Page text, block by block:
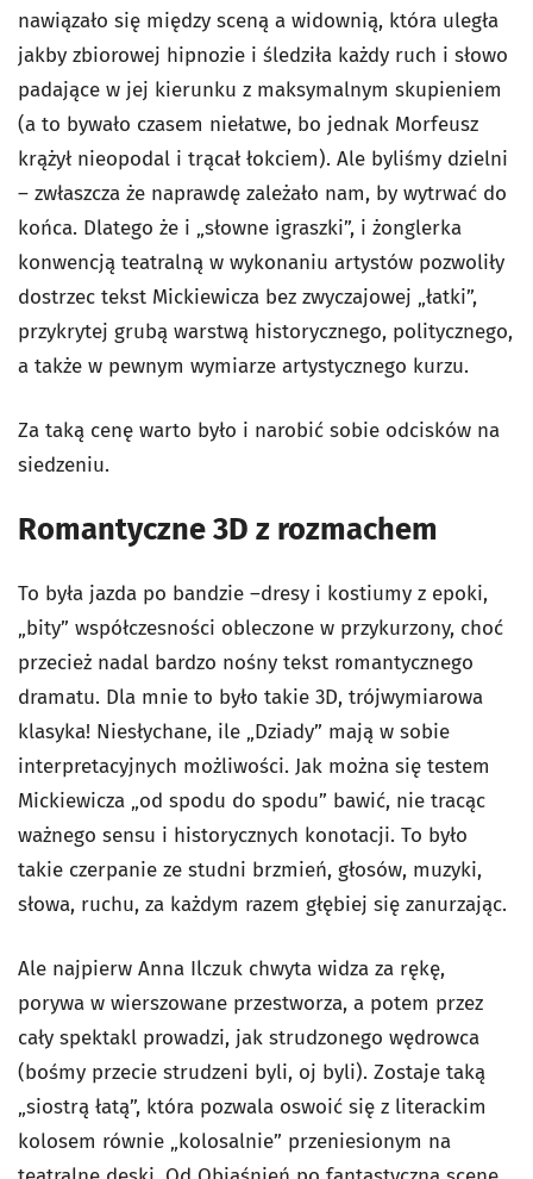
nawiązało się między sceną a widownią, która uległa
jakby zbiorowej hipnozie i śledziła każdy ruch i słowo
padające w jej kierunku z maksymalnym skupieniem
(a to bywało czasem niełatwe, bo jednak Morfeusz
krążył nieopodal i trącał łokciem). Ale byliśmy dzielni
– zwłaszcza że naprawdę zależało nam, by wytrwać do
końca. Dlatego że i „słowne igraszki”, i żonglerka
konwencją teatralną w wykonaniu artystów pozwoliły
dostrzec tekst Mickiewicza bez zwyczajowej „łatki”,
przykrytej grubą warstwą historycznego, politycznego,
a także w pewnym wymiarze artystycznego kurzu.
Za taką cenę warto było i narobić sobie odcisków na
siedzeniu.
Romantyczne 3D z rozmachem
To była jazda po bandzie –dresy i kostiumy z epoki,
„bity” współczesności obleczone w przykurzony, choć
przecież nadal bardzo nośny tekst romantycznego
dramatu. Dla mnie to było takie 3D, trójwymiarowa
klasyka! Niesłychane, ile „Dziady” mają w sobie
interpretacyjnych możliwości. Jak można się testem
Mickiewicza „od spodu do spodu” bawić, nie tracąc
ważnego sensu i historycznych konotacji. To było
takie czerpanie ze studni brzmień, głosów, muzyki,
słowa, ruchu, za każdym razem głębiej się zanurzając.
Ale najpierw Anna Ilczuk chwyta widza za rękę,
porywa w wierszowane przestworza, a potem przez
cały spektakl prowadzi, jak strudzonego wędrowca
(bośmy przecie strudzeni byli, oj byli). Zostaje taką
„siostrą łatą”, która pozwala oswoić się z literackim
kolosem równie „kolosalnie” przeniesionym na